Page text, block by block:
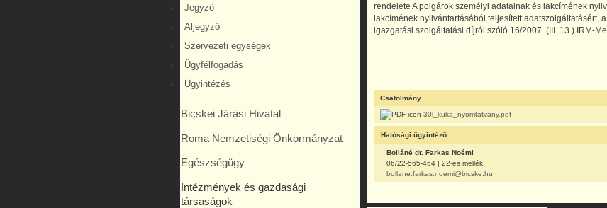
Jegyző
Aljegyző
Szervezeti egységek
Ügyfélfogadás
Ügyintézés
Bicskei Járási Hivatal
Roma Nemzetiségi Önkormányzat
Egészségügy
Intézmények és gazdasági
társaságok
rendelete A polgárok személyi adatainak és lakcímének
lakcímének nyilvántartásából teljesített adatszolgáltatásért,
igazgatási szolgáltatási díjról szóló 16/2007. (III. 13.) IRM-
Csatolmány
30l_kuka_nyomtatvany.pdf
Hatósági ügyintéző
Bolláné dr. Farkas Noémi
06/22-565-464 | 22-es mellék
bollane.farkas.noemi@bicske.hu